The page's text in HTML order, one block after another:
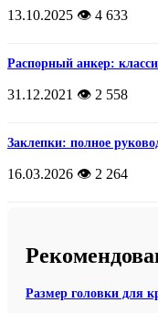
13.10.2025 👁️ 4 633
Распорный анкер:
31.12.2021 👁️ 2 558
Заклепки: полное
16.03.2026 👁️ 2 264
Размер головки для